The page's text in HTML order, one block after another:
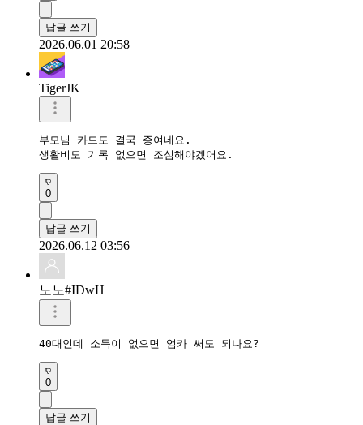
답글 쓰기
2026.06.01 20:58
TigerJK
부모님 카드도 결국 증여네요.
생활비도 기록 없으면 조심해야겠어요.
0
답글 쓰기
2026.06.12 03:56
노노#IDwH
40대인데 소득이 없으면 엄카 써도 되나요?
0
답글 쓰기